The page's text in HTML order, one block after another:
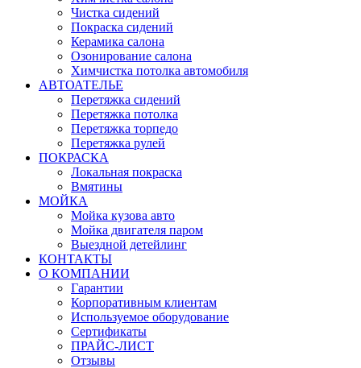
Чистка сидений
Покраска сидений
Керамика салона
Озонирование салона
Химчистка потолка автомобиля
АВТОАТЕЛЬЕ
Перетяжка сидений
Перетяжка потолка
Перетяжка торпедо
Перетяжка рулей
ПОКРАСКА
Локальная покраска
Вмятины
МОЙКА
Мойка кузова авто
Мойка двигателя паром
Выездной детейлинг
КОНТАКТЫ
О КОМПАНИИ
Гарантии
Корпоративным клиентам
Используемое оборудование
Сертификаты
ПРАЙС-ЛИСТ
Отзывы